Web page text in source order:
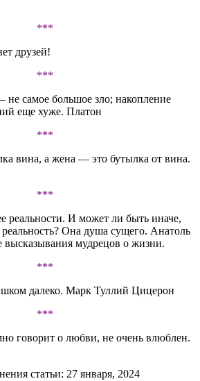
***
друзей!
***
не самое большое зло; накопление
еще хуже. Платон
***
вина, а жена — это бутылка от вина.
***
реальности. И может ли быть иначе,
Она душа сущего. Анатоль
мудрецов о жизни.
***
далеко. Марк Туллий Цицерон
***
говорит о любви, не очень влюблен.
статьи: 27 января, 2024